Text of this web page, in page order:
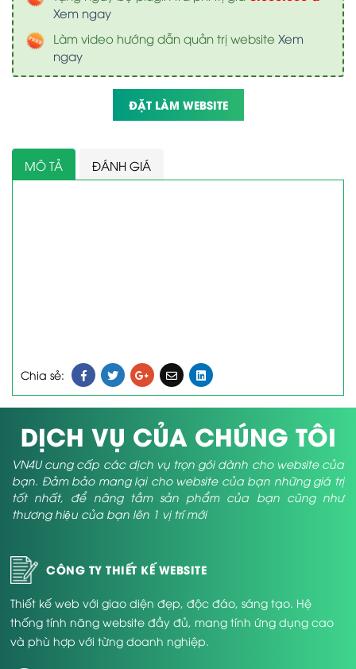
Xem ngay
Làm video hướng dẫn quản trị website Xem
ngay
ĐẶT LÀM WEBSITE
MÔ TẢ ĐÁNH GIÁ
Chia sẻ:
DỊCH VỤ CỦA CHÚNG TÔI
VN4U cung cấp các dịch vụ trọn gói dành cho website của
bạn. Đảm bảo mang lại cho website của bạn những giá trị
tốt nhất, để nâng tầm sản phẩm của bạn cũng như
thương hiệu của bạn lên 1 vị trí mới
CÔNG TY THIẾT KẾ WEBSITE
Thiết kế web với giao diện đẹp, độc đáo, sáng tạo. Hệ
thống tính năng website đầy đủ, mang tính ứng dụng cao
và phù hợp với từng doanh nghiệp.